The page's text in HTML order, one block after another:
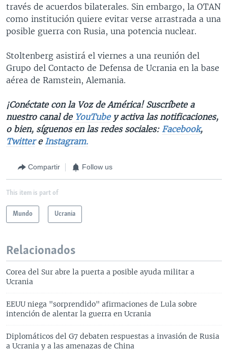
través de acuerdos bilaterales. Sin embargo, la OTAN
como institución quiere evitar verse arrastrada a una
posible guerra con Rusia, una potencia nuclear.
Stoltenberg asistirá el viernes a una reunión del
Grupo del Contacto de Defensa de Ucrania en la base
aérea de Ramstein, Alemania.
¡Conéctate con la Voz de América! Suscríbete a
nuestro canal deYouTubey activa las notificaciones,
o bien, síguenos en las redes sociales: Facebook,
Twittere Instagram.
Compartir Follow us
This item is part of
Mundo Ucrania
Relacionados
Corea del Sur abre la puerta a posible ayuda militar a
Ucrania
EEUU niega "sorprendido" afirmaciones de Lula sobre
intención de alentar la guerra en Ucrania
Diplomáticos del G7 debaten respuestas a invasión de Rusia
a Ucrania y a las amenazas de China